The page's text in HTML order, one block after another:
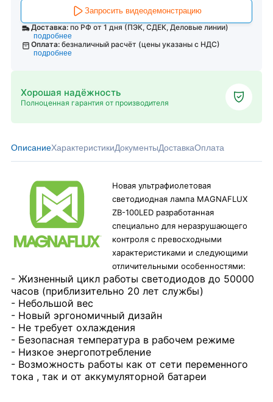
Запросить видеодемонстрацию
Доставка: по РФ от 1 дня (ПЭК, СДЕК, Деловые линии)
подробнее
Оплата: безналичный расчёт (цены указаны с НДС)
подробнее
Хорошая надёжность
Полноценная гарантия от производителя
ОписаниеХарактеристикиДокументыДоставкаОплата
Новая ультрафиолетовая
светодиодная лампа MAGNAFLUX
ZB-100LED разработанная
специально для неразрушающего
контроля с превосходными
характеристиками и следующими
отличительными особенностями:
- Жизненный цикл работы светодиодов до 50000
часов (приблизительно 20 лет службы)
- Небольшой вес
- Новый эргономичный дизайн
- Не требует охлаждения
- Безопасная температура в рабочем режиме
- Низкое энергопотребление
- Возможность работы как от сети переменного
тока , так и от аккумуляторной батареи